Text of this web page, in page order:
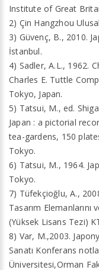
Institute of Great
2) Çin Hangzhou
3) Güvenç, B., 2010.
İstanbul.
4) Sadler, A.L., 1962.
Charles E. Tuttle
Tokyo, Japan.
5) Tatsui, M., ed.
Japan : a pictorial
tea-gardens, 150
Tokyo.
6) Tatsui, M., 1964.
Tokyo.
7) Tüfekçioğlu, A.,
Tasarım
(Yüksek Lisans Tezi)
8) Var, M.,2003.
Sanatı Konferans
Üniversitesi,Orman